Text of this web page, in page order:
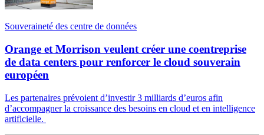
Souveraineté des centre de données
Orange et Morrison veulent créer une coentreprise
de data centers pour renforcer le cloud souverain
européen
Les partenaires prévoient d’investir 3 milliards d’euros afin
d’accompagner la croissance des besoins en cloud et en intelligence
artificielle.